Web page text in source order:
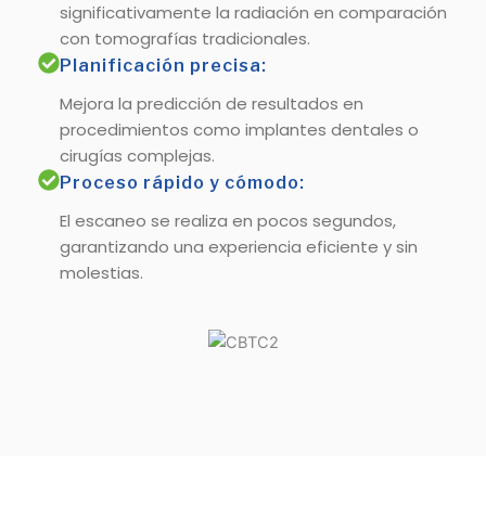
significativamente la radiación en comparación
con tomografías tradicionales.
Planificación precisa:
Mejora la predicción de resultados en
procedimientos como implantes dentales o
cirugías complejas.
Proceso rápido y cómodo:
El escaneo se realiza en pocos segundos,
garantizando una experiencia eficiente y sin
molestias.